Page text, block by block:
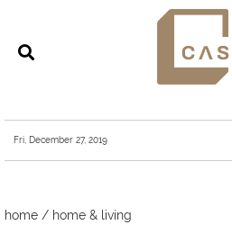
Fri, December 27, 2019
home / home & living